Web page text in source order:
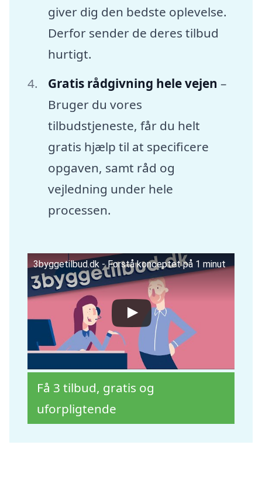
giver dig den bedste oplevelse.
Derfor sender de deres tilbud
hurtigt.
Gratis rådgivning hele vejen –
Bruger du vores
tilbudstjeneste, får du helt
gratis hjælp til at specificere
opgaven, samt råd og
vejledning under hele
processen.
3byggetilbud.dk - Forstå konceptet på 1 minut
Få 3 tilbud, gratis og
uforpligtende